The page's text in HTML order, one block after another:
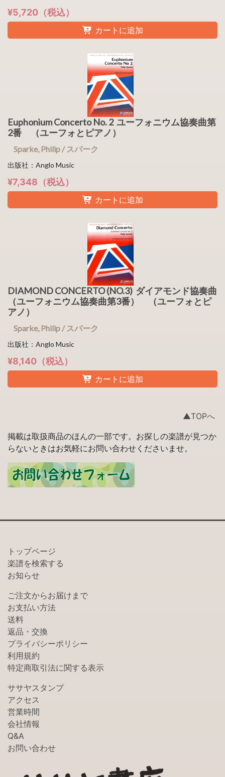
¥5,720（税込）
カートに追加
Euphonium Concerto No. 2 ユーフォニウム協奏曲第
2番 （ユーフォとピアノ）
Sparke, Philip / スパーク
出版社：Anglo Music
¥7,348（税込）
カートに追加
DIAMOND CONCERTO (NO.3) ダイアモンド協奏曲
（ユーフォニウム協奏曲第3番） （ユーフォとピ
アノ）
Sparke, Philip / スパーク
出版社：Anglo Music
¥8,140（税込）
カートに追加
▲TOPへ
掲載は取扱商品のほんの一部です。お探しの楽譜が見つか
らないときはお気軽にお問い合わせくださいませ。
トップページ
楽譜を検索する
お知らせ
ご注文からお届けまで
お支払い方法
送料
返品・交換
プライバシーポリシー
利用規約
特定商取引法に関する表示
ササヤスタンプ
アクセス
営業時間
会社情報
Q&A
お問い合わせ